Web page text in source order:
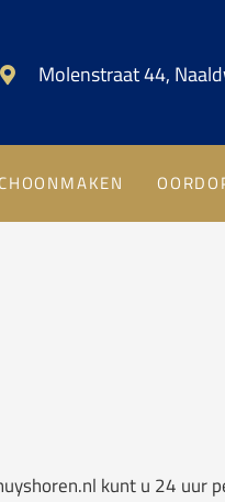
Molenstraat 44,
kunt u 24 uur